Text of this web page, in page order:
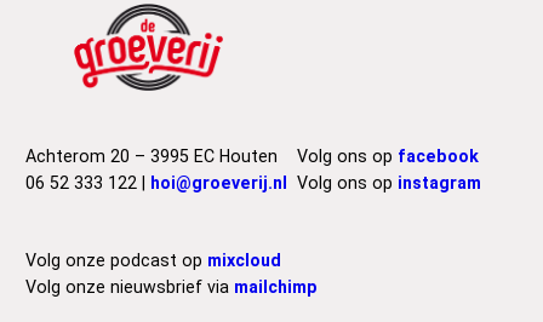
Achterom 20 – 3995 EC Houten
06 52 333 122 | hoi@groeverij.nl
Volg ons op facebook
Volg ons op instagram
Volg onze podcast op mixcloud
Volg onze nieuwsbrief via mailchimp